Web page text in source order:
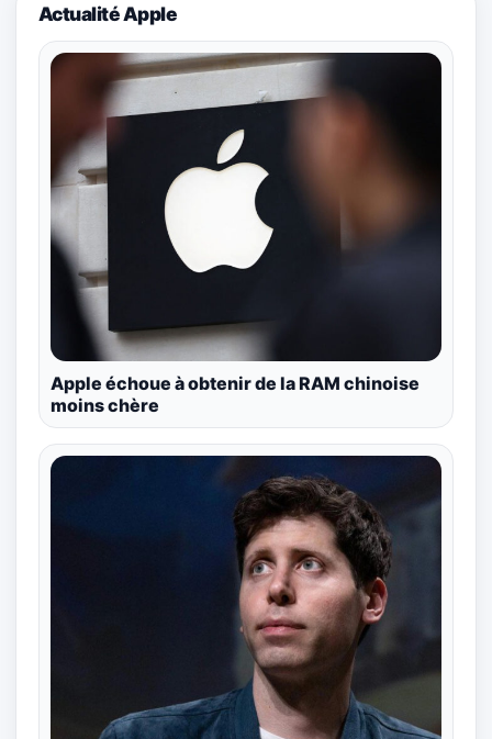
Actualité Apple
Apple échoue à obtenir de la RAM chinoise
moins chère